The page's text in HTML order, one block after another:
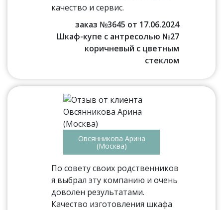
качество и сервис.
заказ №3645 от 17.06.2024
Шкаф-купе с антресолью №27
коричневый с цветным
стеклом
Овсянникова Арина
(Москва)
По совету своих родственников
я выбрал эту компанию и очень
доволен результатами.
Качество изготовления шкафа